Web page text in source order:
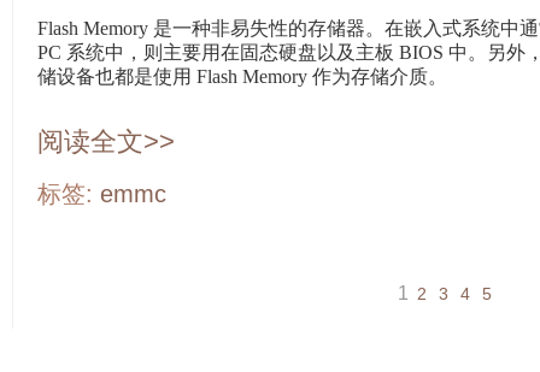
Flash Memory 是一种非易失性的存储器。在嵌入式系统中
PC 系统中，则主要用在固态硬盘以及主板 BIOS 中。另外
储设备也都是使用 Flash Memory 作为存储介质。
阅读全文>>
标签: emmc
1 2 3 4 5